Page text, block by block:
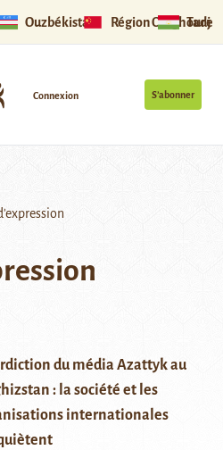
Ouzbékistan Région Ouïghoure
S’abonner
Connexion
du média Azattyk au
: la société et les
internationales